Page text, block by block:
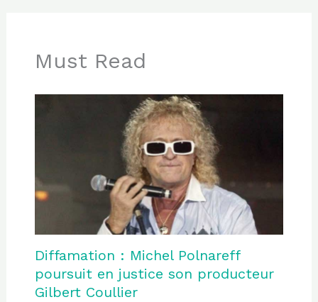
Must Read
Diffamation : Michel Polnareff
poursuit en justice son producteur
Gilbert Coullier